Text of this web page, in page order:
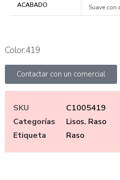
ACABADO
Suave con
Color:419
Contactar con un comercial
SKU
C1005419
Categorías
Lisos, Raso
Etiqueta
Raso